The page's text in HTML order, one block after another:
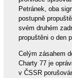
Petránek, oba
postupně
svém druhém
propuštěni o den
Celým zásahem
Charty 77 je
v ČSSR